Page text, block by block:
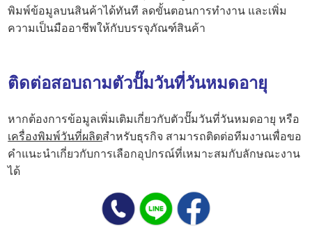
พิมพ์ข้อมูลบนสินค้าได้ทันที ลดขั้นตอนการทำงาน และเพิ่ม
ความเป็นมืออาชีพให้กับบรรจุภัณฑ์สินค้า
ติดต่อสอบถามตัวปั๊มวันที่วันหมดอายุ
หากต้องการข้อมูลเพิ่มเติมเกี่ยวกับตัวปั๊มวันที่วันหมดอายุ หรือ
เครื่องพิมพ์วันที่ผลิตสำหรับธุรกิจ สามารถติดต่อทีมงานเพื่อขอ
คำแนะนำเกี่ยวกับการเลือกอุปกรณ์ที่เหมาะสมกับลักษณะงาน
ได้